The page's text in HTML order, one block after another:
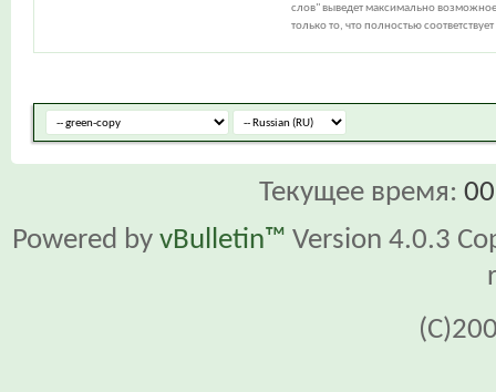
слов" выведет максимально возможное
только то, что полностью
Текущее время:
Powered by vBulletin™ Version 4.0.3